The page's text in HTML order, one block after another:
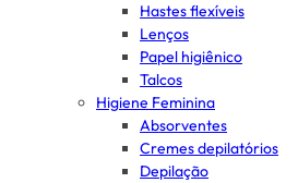
Hastes flexíveis
Lenços
Papel higiênico
Talcos
Higiene Feminina
Absorventes
Cremes depilatórios
Depilação